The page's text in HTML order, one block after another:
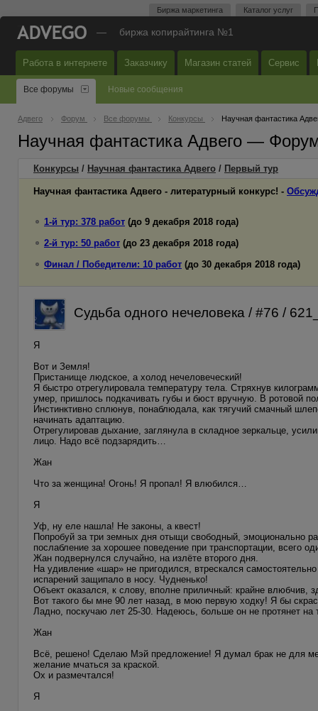
Биржа маркетинга Каталог услуг
— биржа копирайтинга №1
Работа в интернете Заказчику Магазин статей Сервис
Все форумы Новые сообщения
Адвего Форум Все форумы Конкурсы Научная фантастика
Научная фантастика Адвего —
Конкурсы / Научная фантастика Адвего / Первый тур
Научная фантастика Адвего - литературный конкурс! -
1-й тур: 378 работ (до 9 декабря 2018 года)
2-й тур: 50 работ (до 23 декабря 2018 года)
Финал / Победители: 10 работ (до 30 декабря 2018 года)
Судьба одного нечеловека / #76 /
Я
Вот и Земля!
Пристанище людское, а холод нечеловеческий!
Я быстро отрегулировала температуру тела. Стряхнув
умер, пришлось подкачивать губы и бюст вручную. В ротовой
Инстинктивно сплюнув, понаблюдала, как тягучий смачный
начинать адаптацию.
Отрегулировав дыхание, заглянула в складное зеркальце,
лицо. Надо всё подзарядить…
Жан
Что за женщина! Огонь! Я пропал! Я влюбился…
Я
Уф, ну еле нашла! Не законы, а квест!
Попробуй за три земных дня отыщи свободный, эмоционально
послабление за хорошее поведение при транспортации, всего
Жан подвернулся случайно, на излёте второго дня.
На удивление «шар» не пригодился, втрескался
испарений защипало в носу. Чудненько!
Объект оказался, к слову, вполне приличный: крайне влюбчив,
Вот такого бы мне 90 лет назад, в мою первую ходку! Я бы
Ладно, поскучаю лет 25-30. Надеюсь, больше он не протянет на
Жан
Всё, решено! Сделаю Мэй предложение! Я думал брак не для
желание мчаться за краской.
Ох и размечтался!
Я